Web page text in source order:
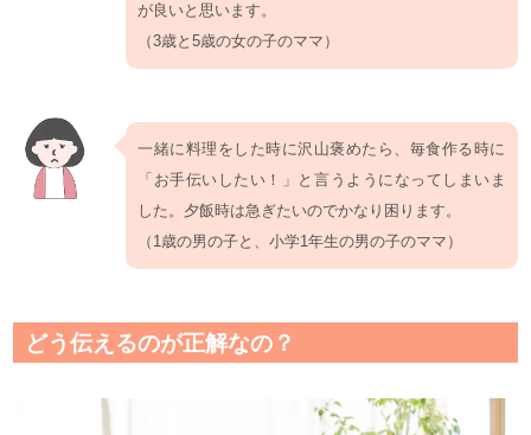
が良いと思います。
（3歳と5歳の女の子のママ）
一緒に料理をした時に沢山褒めたら、毎食作る時に
「お手伝いしたい！」と言うようになってしまいま
した。夕飯時は急ぎたいのでかなり困ります。
（1歳の男の子と、小学1年生の男の子のママ）
どう伝えるのが正解なの？